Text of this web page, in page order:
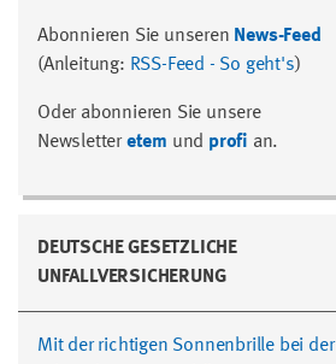
Abonnieren Sie unseren News-Feed
(Anleitung: RSS-Feed - So geht's)
Oder abonnieren Sie unsere
Newsletteretem und profi an.
DEUTSCHE GESETZLICHE
UNFALLVERSICHERUNG
Mit der richtigen Sonnenbrille bei der